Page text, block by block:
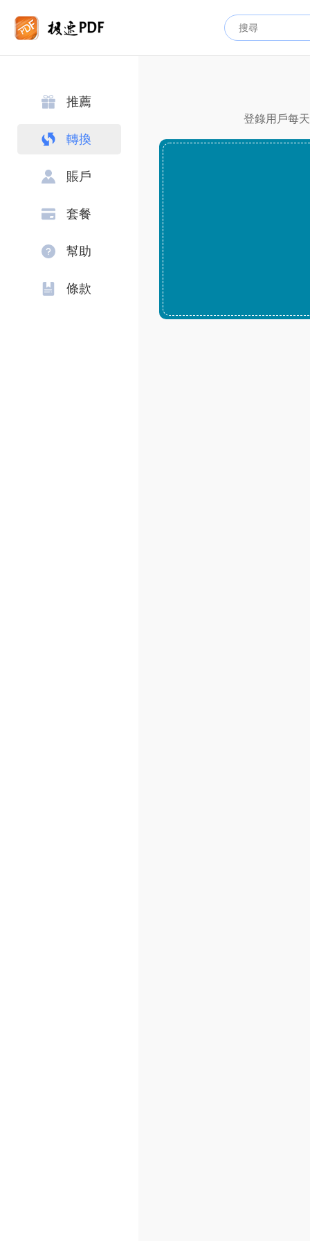
推薦
轉換
賬戶
套餐
幫助
條款
登錄用戶每